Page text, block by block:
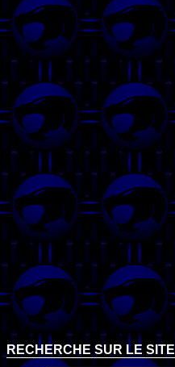
RECHERCHE SUR LE SITE